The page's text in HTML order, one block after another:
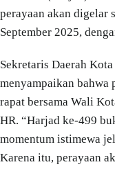
perayaan akan digelar
September 2025,
Sekretaris Daerah
menyampaikan bahwa
rapat bersama Wali
HR. “Harjad ke-499
momentum istimewa
Karena itu, perayaan